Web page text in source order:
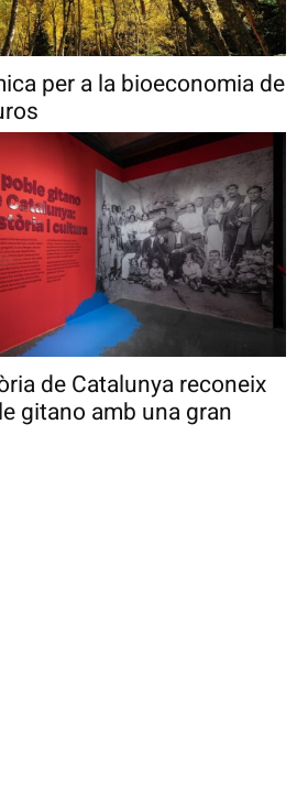
per a la bioeconomia de
de Catalunya reconeix
gitano amb una gran